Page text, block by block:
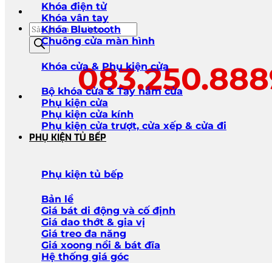
Tìm
kiếm
sản
phẩm
Khóa điện tử
Khóa vân tay
Khóa Bluetooth
Chuông cửa màn hình
Khóa cửa & Phụ kiện cửa
Bộ khóa cửa & Tay nắm cửa
Phụ kiện cửa
Phụ kiện cửa kính
Phụ kiện cửa trượt, cửa xếp & cửa đi
PHỤ KIỆN TỦ BẾP
Phụ kiện tủ bếp
Bản lề
Giá bát di động và cố định
Giá dao thớt & gia vị
Giá treo đa năng
Giá xoong nồi & bát đĩa
Hệ thống giá góc